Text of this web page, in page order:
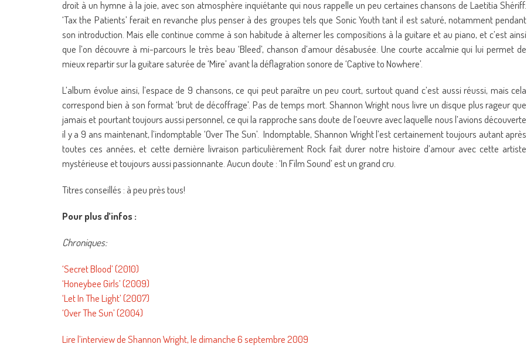
droit à un hymne à la joie, avec son atmosphère inquiétante qui nous rappelle un peu certaines chansons de Laetitia Shériff.
‘Tax the Patients’ ferait en revanche plus penser à des groupes tels que Sonic Youth tant il est saturé, notamment pendant
son introduction. Mais elle continue comme à son habitude à alterner les compositions à la guitare et au piano, et c’est ainsi
que l’on découvre à mi-parcours le très beau ‘Bleed’, chanson d’amour désabusée. Une courte accalmie qui lui permet de
mieux repartir sur la guitare saturée de ‘Mire’ avant la déflagration sonore de ‘Captive to Nowhere’.
L’album évolue ainsi, l’espace de 9 chansons, ce qui peut paraître un peu court, surtout quand c’est aussi réussi, mais cela
correspond bien à son format ‘brut de décoffrage’. Pas de temps mort. Shannon Wright nous livre un disque plus rageur que
jamais et pourtant toujours aussi personnel, ce qui la rapproche sans doute de l’oeuvre avec laquelle nous l’avions découverte
il y a 9 ans maintenant, l’indomptable ‘Over The Sun’. Indomptable, Shannon Wright l’est certainement toujours autant après
toutes ces années, et cette dernière livraison particulièrement Rock fait durer notre histoire d’amour avec cette artiste
mystérieuse et toujours aussi passionnante. Aucun doute : ‘In Film Sound’ est un grand cru.
Titres conseillés : à peu près tous!
Pour plus d’infos :
Chroniques:
‘Secret Blood’ (2010)
‘Honeybee Girls’ (2009)
‘Let In The Light’ (2007)
‘Over The Sun’ (2004)
Lire l’interview de Shannon Wright, le dimanche 6 septembre 2009